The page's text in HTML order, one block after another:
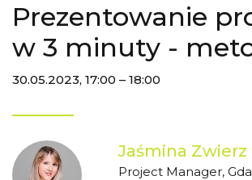
Prezentowanie
w 3 minuty -
30.05.2023, 17:00 – 18:00
Jaśmina Zwierz
Project Manager,